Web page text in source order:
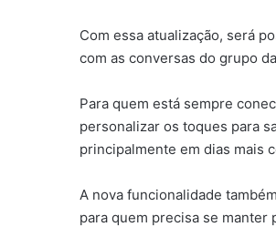
Com essa atualização, será
com as conversas do grupo
Para quem está sempre
personalizar os toques para
principalmente em dias mais
A nova funcionalidade
para quem precisa se